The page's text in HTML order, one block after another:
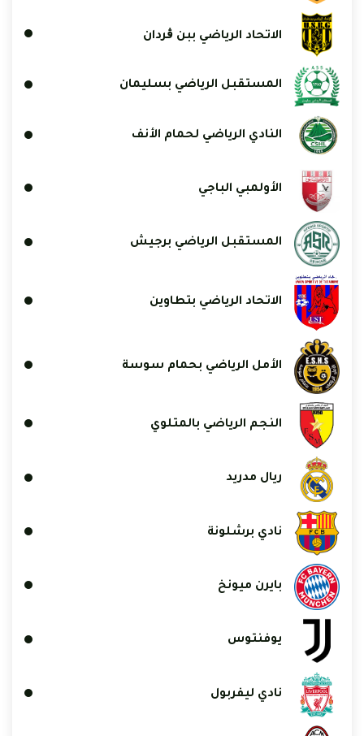
الاتحاد الرياضي ببن ڨردان
المستقبل الرياضي بسليمان
النادي الرياضي لحمام الأنف
الأولمبي الباجي
المستقبل الرياضي برجيش
الاتحاد الرياضي بتطاوين
الأمل الرياضي بحمام سوسة
النجم الرياضي بالمتلوي
ريال مدريد
نادي برشلونة
بايرن ميونخ
يوفنتوس
نادي ليفربول